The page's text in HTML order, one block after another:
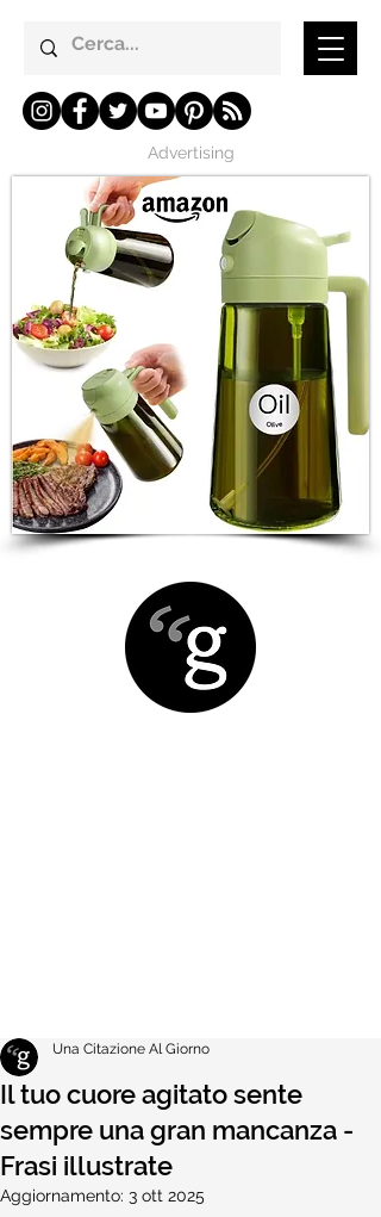
Advertising
Il tuo cuore agitato sente
sempre una gran mancanza -
Frasi illustrate
Una Citazione Al Giorno
Aggiornamento: 3 ott 2025